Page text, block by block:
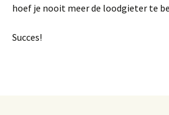
hoef je nooit meer de loodgieter te
Succes!